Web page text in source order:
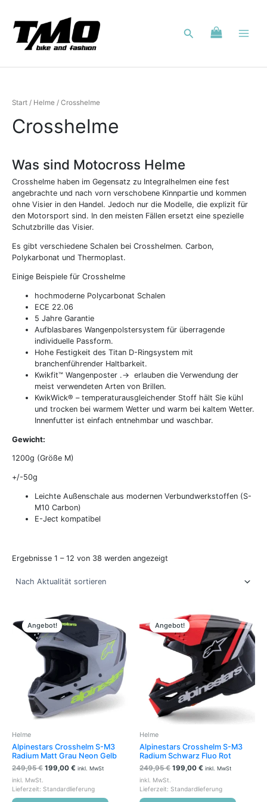
springen
Suchen
Start / Helme / Crosshelme
Crosshelme
Was sind Motocross Helme
Crosshelme haben im Gegensatz zu Integralhelmen eine fest
angebrachte und nach vorn verschobene Kinnpartie und kommen
ohne Visier in den Handel. Jedoch nur die Modelle, die explizit für
den Motorsport sind. In den meisten Fällen ersetzt eine spezielle
Schutzbrille das Visier.
Es gibt verschiedene Schalen bei Crosshelmen. Carbon,
Polykarbonat und Thermoplast.
Einige Beispiele für Crosshelme
hochmoderne Polycarbonat Schalen
ECE 22.06
5 Jahre Garantie
Aufblasbares Wangenpolstersystem für überragende
individuelle Passform.
Hohe Festigkeit des Titan D-Ringsystem mit
branchenführender Haltbarkeit.
Kwikfit™ Wangenposter .-> erlauben die Verwendung der
meist verwendeten Arten von Brillen.
KwikWick® – temperaturausgleichender Stoff hält Sie kühl
und trocken bei warmem Wetter und warm bei kaltem Wetter.
Innenfutter ist einfach entnehmbar und waschbar.
Gewicht:
1200g (Größe M)
+/-50g
Leichte Außenschale aus modernen Verbundwerkstoffen (S-
M10 Carbon)
E-Ject kompatibel
Crosshelme
LS2
Crosshelme
Ergebnisse 1 – 12 von 38 werden angezeigt
Angebot!
Helme
Alpinestars Crosshelm S-M3
Radium Matt Grau Neon Gelb
249,95€
Ursprünglicher
Preis
war:
249,95 €
199,00 €
Preis
ist:
199,00 €.
inkl. MwSt
inkl. MwSt.
Lieferzeit: Standardlieferung
Produkt
weist
mehrere
Varianten
auf.
Die
Optionen
Produktseite
gewählt
werden
Angebot!
Helme
Alpinestars Crosshelm S-M3
Radium Schwarz Fluo Rot
249,95€
Ursprünglicher
Preis
war:
249,95 €
199,00 €
Aktueller
Preis
ist:
199,00 €.
inkl. MwSt
inkl. MwSt.
Lieferzeit: Standardlieferung
Produkt
weist
mehrere
auf.
gewählt